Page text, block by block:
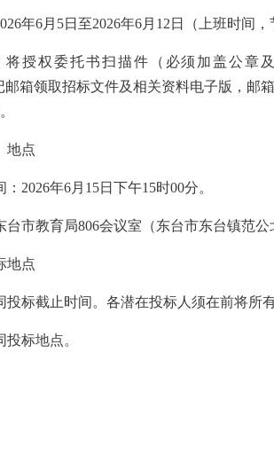
年6月5日至2026年6月12日（上班时间，
将授权委托书扫描件（必须加盖公
邮箱领取招标文件及相关资料电子版，
地点
：2026年6月15日下午15时00分。
台市教育局806会议室（东台市东台镇范公
地点
投标截止时间。各潜在投标人须在前将所
投标地点。